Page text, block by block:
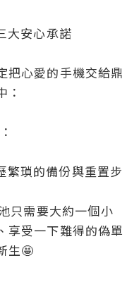
大安心承諾
把心愛的手機交給鼎
：
繁瑣的備份與重置步
享受一下難得的偽單
生🤩